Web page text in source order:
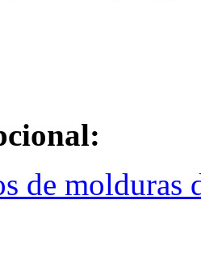
de molduras